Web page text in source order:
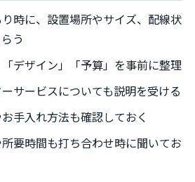
時に、設置場所やサイズ、配線状
う
デザイン」「予算」を事前に整理
サービスについても説明を受ける
手入れ方法も確認しておく
要時間も打ち合わせ時に聞いてお